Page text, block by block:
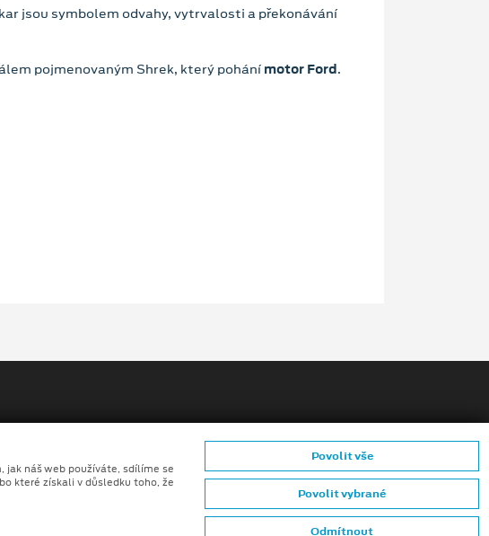
jsou symbolem odvahy, vytrvalosti a překonávání
pojmenovaným Shrek, který pohánímotor Ford.
údajů konečných zákazníků
snímků (CGI) z digitálních modelů vozidel a generativní
jak náš web používáte, sdílíme se
které získali v důsledku toho, že
Odmítnout
Povolit vybrané
Povolit vše